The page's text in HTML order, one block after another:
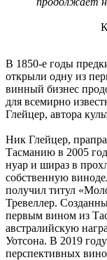
В 1850-е годы
открыли одну из
винный бизнес
для всемирно
Глейцер, автора
Ник Глейцер,
Тасманию в 2005
нуар и шираз в
собственную
получил титул
Тревеллер.
первым вином из
австралийскую
Уотсона. В 2019
перспективных